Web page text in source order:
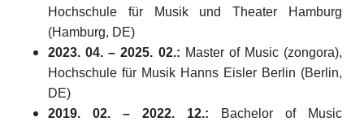
Hochschule für Musik und Theater Hamburg
(Hamburg, DE)
2023. 04. – 2025. 02.: Master of Music (zongora),
Hochschule für Musik Hanns Eisler Berlin (Berlin,
DE)
2019. 02. – 2022. 12.: Bachelor of Music